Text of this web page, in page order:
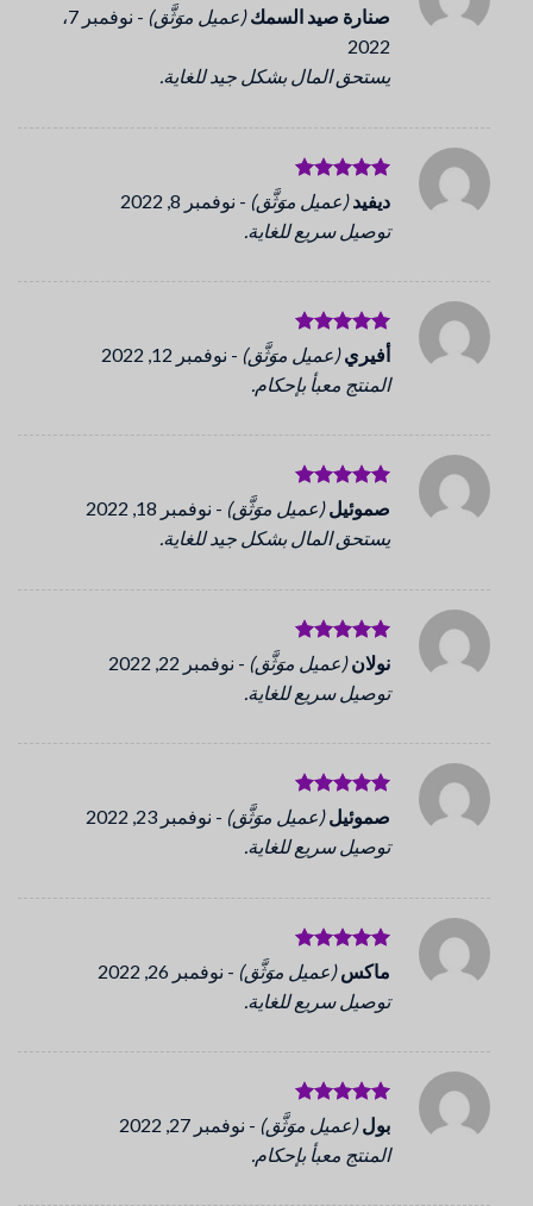
تم التقييم
5من 5
صنارة صيد السمك(عميل موَثَّق) -
نوفمبر 7،
2022
يستحق المال بشكل جيد للغاية.
تم التقييم
5من 5
ديفيد(عميل موَثَّق) - نوفمبر 8, 2022
توصيل سريع للغاية.
تم التقييم
5من 5
أفيري(عميل موَثَّق) - نوفمبر 12, 2022
المنتج معبأ بإحكام.
تم التقييم
5من 5
صموئيل(عميل موَثَّق) - نوفمبر 18, 2022
يستحق المال بشكل جيد للغاية.
تم التقييم
5من 5
نولان(عميل موَثَّق) - نوفمبر 22, 2022
توصيل سريع للغاية.
تم التقييم
5من 5
صموئيل(عميل موَثَّق) - نوفمبر 23, 2022
توصيل سريع للغاية.
تم التقييم
5من 5
ماكس(عميل موَثَّق) - نوفمبر 26, 2022
توصيل سريع للغاية.
تم التقييم
5من 5
بول(عميل موَثَّق) - نوفمبر 27, 2022
المنتج معبأ بإحكام.